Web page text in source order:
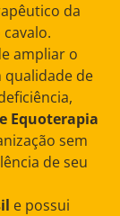
da
ampliar o
de
Equoterapia
sem
de seu
e possui